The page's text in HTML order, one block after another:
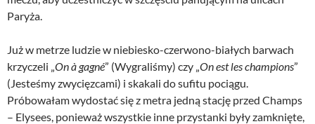
Paryża.
Już w metrze ludzie w niebiesko-czerwono-białych barwach
krzyczeli „ On à gagné” (Wygraliśmy) czy „ On est les champions”
(Jesteśmy zwycięzcami) i skakali do sufitu pociągu.
Próbowałam wydostać się z metra jedną stację przed Champs
– Elysees, ponieważ wszystkie inne przystanki były zamknięte,